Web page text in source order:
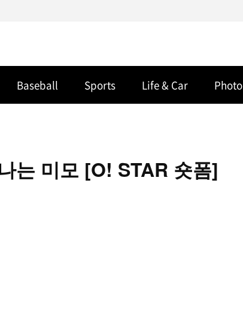
Baseball Sports Life & Car Photo
는 미모 [O! STAR 숏폼]